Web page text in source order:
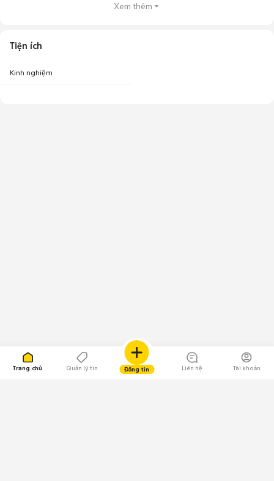
Trang chủ Quản lý tin Đăng tin Liên hệ Tài khoản
Xem thêm
Tiện ích
Kinh nghiệm